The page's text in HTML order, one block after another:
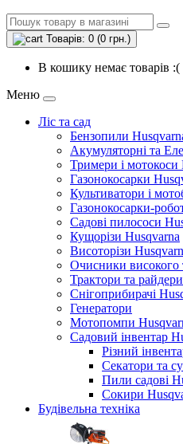
Товарів: 0 (0 грн.)
В кошику немає товарів :(
Меню
Ліс та сад
Бензопили
Акумуляторні та
Тримери і мотокоси
Газонокосарки
Культиватори і
Газонокосарки-
Садові пилососи
Кущорізи Husqvarna
Висоторізи
Очисники високого
Трактори та
Снігоприбирачі
Генератори
Мотопомпи
Садовий інвентар
Різний
Секатори та
Пили садові
Сокири
Будівельна техніка